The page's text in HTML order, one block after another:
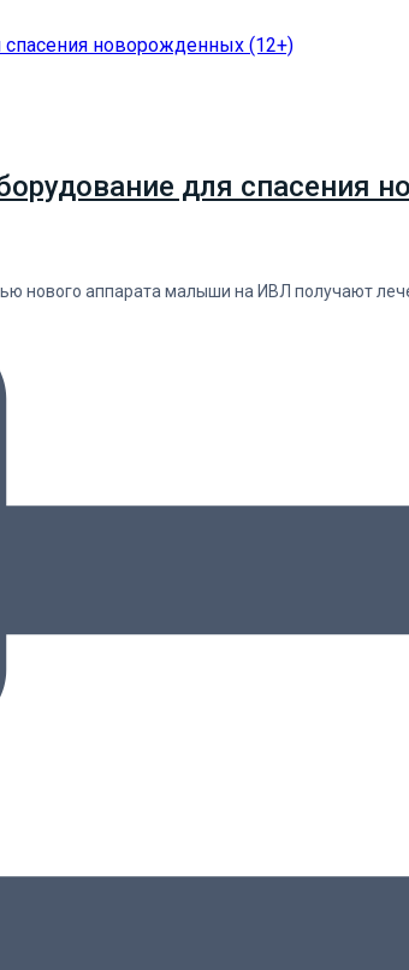
для спасения
нового аппарата малыши на ИВЛ получают